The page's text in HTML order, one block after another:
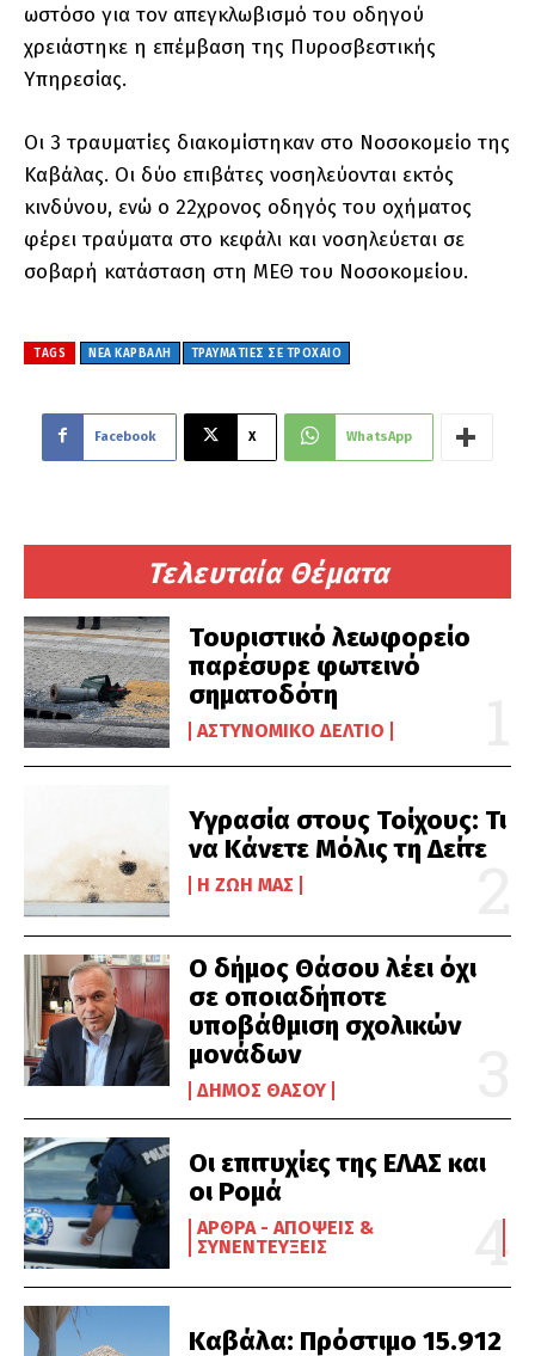
Τελευταία Θέματα
Τουριστικό λεωφορείο
παρέσυρε φωτεινό
σηματοδότη
ΑΣΤΥΝΟΜΙΚΌ ΔΕΛΤΊΟ
Υγρασία στους Τοίχους: Τι
να Κάνετε Μόλις τη Δείτε
Η ΖΩΉ ΜΑΣ
Ο δήμος Θάσου λέει όχι
σε οποιαδήποτε
υποβάθμιση σχολικών
μονάδων
ΔΉΜΟΣ ΘΆΣΟΥ
Οι επιτυχίες της ΕΛΑΣ και
οι Ρομά
ΆΡΘΡΑ - ΑΠΌΨΕΙΣ &
ΣΥΝΕΝΤΕΎΞΕΙΣ
Καβάλα: Πρόστιμο 15.912
ωστόσο για τον απεγκλωβισμό του οδηγού
χρειάστηκε η επέμβαση της Πυροσβεστικής
Υπηρεσίας.
Οι 3 τραυματίες διακομίστηκαν στο Νοσοκομείο της
Καβάλας. Οι δύο επιβάτες νοσηλεύονται εκτός
κινδύνου, ενώ ο 22χρονος οδηγός του οχήματος
φέρει τραύματα στο κεφάλι και νοσηλεύεται σε
σοβαρή κατάσταση στη ΜΕΘ του Νοσοκομείου.
TAGS ΝΕΑ ΚΑΡΒΑΛΗ ΤΡΑΥΜΑΤΙΕΣ ΣΕ ΤΡΟΧΑΙΟ
Facebook X WhatsApp